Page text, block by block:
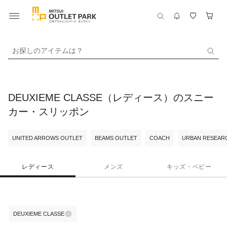
お探しのアイテムは？
DEUXIEME CLASSE（レディース）のスニー
カー・スリッポン
UNITED ARROWS OUTLET BEAMS OUTLET COACH URBAN
レディース メンズ キッズ・ベビー
DEUXIEME CLASSE